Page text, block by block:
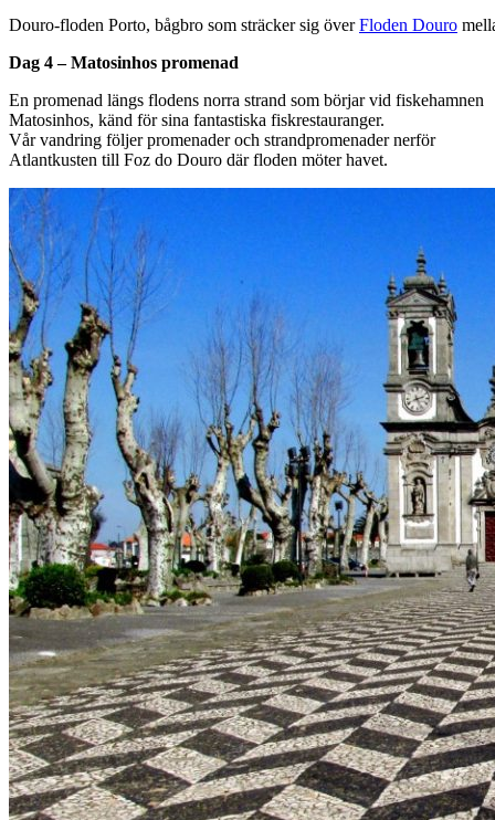
Douro-floden Porto, bågbro som sträcker sig överFloden Douro
Dag 4 – Matosinhos promenad
En promenad längs flodens norra strand som börjar vid fiskehamnen
Matosinhos, känd för sina fantastiska fiskrestauranger.
Vår vandring följer promenader och strandpromenader nerför
Atlantkusten till Foz do Douro där floden möter havet.